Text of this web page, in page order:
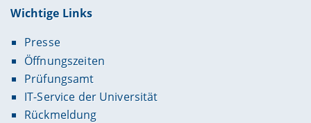
Wichtige Links
Presse
Öffnungszeiten
Prüfungsamt
IT-Service der Universität
Rückmeldung